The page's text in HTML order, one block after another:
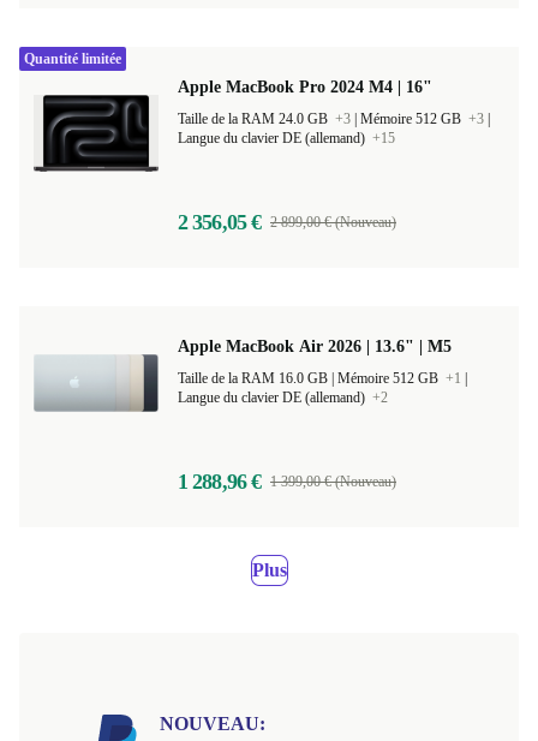
Apple MacBook Pro 2024 M4 | 16"
Taille de la RAM 24.0 GB +3 Mémoire 512 GB +3
Langue du clavier DE (allemand) +15
2 356,05 € 2 899,00 € (Nouveau)
Quantité limitée
Apple MacBook Air 2026 | 13.6" | M5
Mémoire 512 GB +1
Langue du clavier DE (allemand) +2
1 288,96 € 1 399,00 € (Nouveau)
Plus
NOUVEAU: